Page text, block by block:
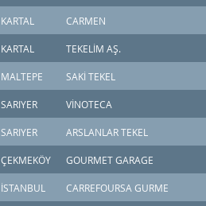
KARTAL CARMEN
KARTAL TEKELİM AŞ.
MALTEPE SAKİ TEKEL
SARIYER VİNOTECA
SARIYER ARSLANLAR TEKEL
ÇEKMEKÖY GOURMET GARAGE
İSTANBUL CARREFOURSA GURME